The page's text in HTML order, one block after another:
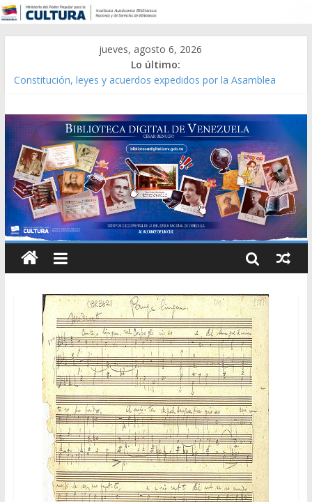
jueves, agosto 6, 2026
Lo último:
Constitución, leyes y acuerdos expedidos por la Asamblea
Modesta Bor Sánchez [material gráfico]
Gaceta Oficial de la República de Venezuela año CXXXIII Mes V,
Caracas 09 de marzo de 2006 N° 38.394
Catálogo temático de obras de Modesta Bor